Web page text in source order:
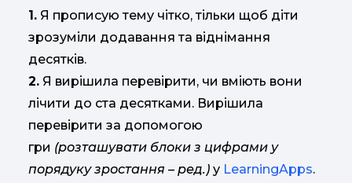
1. Я прописую тему чітко, тільки щоб діти
зрозуміли додавання та віднімання
десятків.
2. Я вирішила перевірити, чи вміють вони
лічити до ста десятками. Вирішила
перевірити за допомогою
гри (розташувати блоки з цифрами у
порядуку зростання – ред.) у LearningApps.